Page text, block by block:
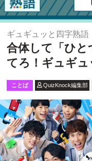
ギュギュッと四字熟語
合体して「ひ
てろ！ギュギュ
ことば QuizKnock編集部